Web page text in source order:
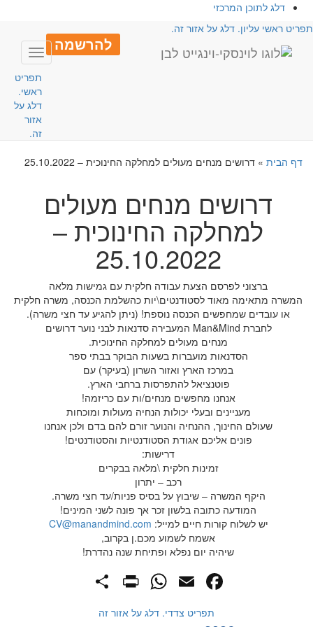
דלג לתוכן המרכזי
ראשי עליון. דלג על אזור זה.
להרשמה
Toggle
תפריט
ראשי.
דלג על
אזור
זה.
דף הבית» דרושים מנחים מעולים למחלקה החינוכית – 25.10.2022
דרושים מנחים מעולים
למחלקה החינוכית –
25.10.2022
ברצוני לפרסם הצעת עבודה חלקית עם גמישות מלאה
המשרה מתאימה מאוד לסטודנטים\יות כהשלמת הכנסה, משרה חלקית
או עובדים שמחפשים הכנסה נוספת! (ניתן להגיע עד חצי משרה).
לחברת Man&Mind המעבירה סדנאות לבני נוער דרושים
מנחים מעולים למחלקה החינוכית.
הסדנאות מועברות בשעות הבוקר בבתי ספר
במרכז הארץ ואזור השרון (בעיקר) עם
פוטנציאל להתפרסות ברחבי הארץ.
אנחנו מחפשים מנחים/ות עם כריזמה!
מעניינים ובעלי יכולות הנחיה מעולות ומוכחות
שעולם החינוך, ההנחיה והנוער זורם להם בדם ולכן אנחנו
פונים אליכם אגודת הסטודנטיות והסטודנטים!
דרישות:
זמינות חלקית \מלאה בבקרים
רכב – יתרון
היקף המשרה – שיבוץ על בסיס פניות/עד חצי משרה.
המודעה כתובה בלשון זכר אך פונה לשני המינים!
יש לשלוח קורות חיים למייל: CV@manandmind.com
אשמח לשמוע מכם.ן בקרוב,
שיהיה יום נפלא ופתיחת שנה נהדרת!
Facebook
Email
WhatsApp
תפריט צדדי. דלג על אזור זה